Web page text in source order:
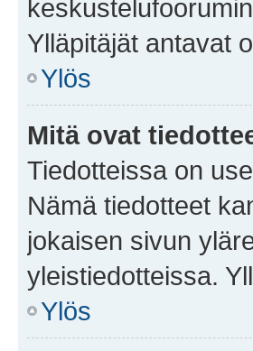
Ylläpitäjät antavat
Ylös
Mitä ovat
Tiedotteissa on
Nämä tiedotteet
jokaisen sivun
yleistiedotteissa.
Ylös